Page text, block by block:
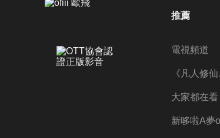
推薦
電視頻道
《
大家都在看